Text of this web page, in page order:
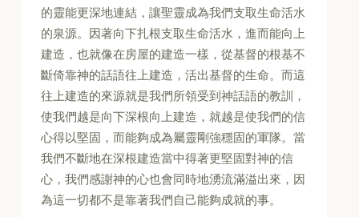
的靈能更深地連結，讓聖靈成為我們支取生命活水
的泉源。因著向下扎根支取生命活水，進而能向上
建造，也就像在房屋的建造一樣，從基督的根基不
斷倚靠神的話語往上建造，活出基督的生命。而這
往上建造的來源就是我們所領受到神話語的教訓，
使我們越是向下深根向上建造，就越是使我們的信
心得以堅固，而能夠成為屬靈剛強穩固的軍隊。當
我們不斷地在深根建造當中得著更堅固對神的信
心，我們感謝神的心也會同時地湧流滿溢出來，因
為這一切都不是靠著我們自己能夠成就的事。